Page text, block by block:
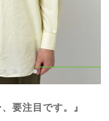
要注目です。』